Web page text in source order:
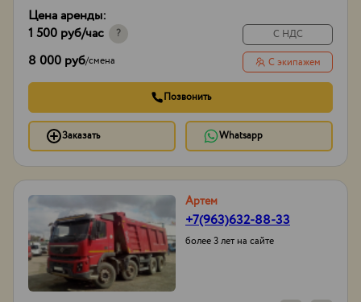
Цена аренды:
1 500 руб/час ?
8 000 руб/смена
С НДС
С экипажем
Позвонить
Заказать Whatsapp
Артем
+7(963)632-88-33
более 3 лет на сайте